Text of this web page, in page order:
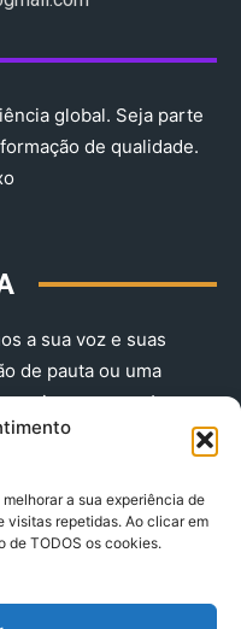
a sua experiência de
visitas repetidas. Ao clicar em
de TODOS os cookies.
global. Seja parte
de qualidade.
a sua voz e suas
de pauta ou uma
envie-nos agora!